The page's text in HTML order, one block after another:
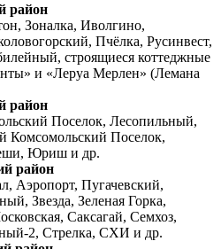
район
Зоналка, Иволгино,
Пчёлка, Русинвест,
строящиеся коттеджные
и «Леруа Мерлен» (Лемана
район
Поселок, Лесопильный,
Комсомольский Поселок,
Юриш и др.
район
Аэропорт, Пугачевский,
Звезда, Зеленая Горка,
Саксагай, Семхоз,
2, Стрелка, СХИ и др.